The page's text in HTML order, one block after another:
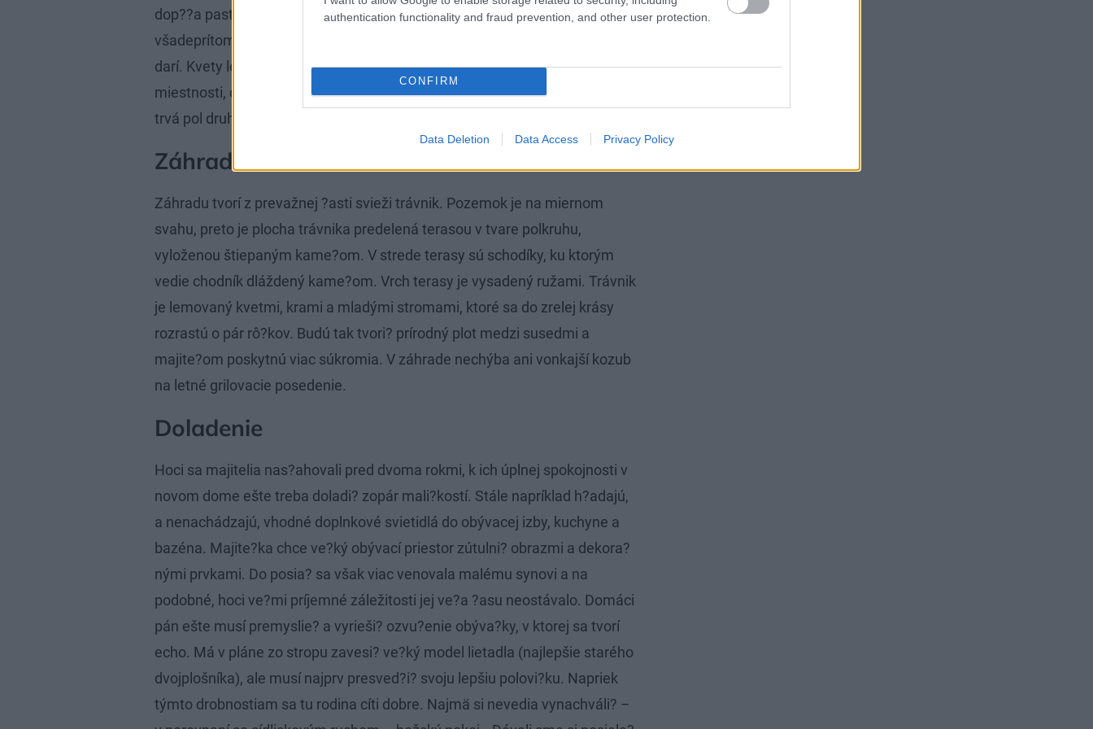
authentication functionality and fraud prevention, and other user protection.
CONFIRM
Data Deletion Data Access Privacy Policy
dop??a pastelová farba stien. Kontrast k týmto jemným tónom tvoria
všadeprítomné kvety, ktoré sú pýchou majite?ky. Vidno, že sa im tu dobre
darí. Kvety lemujú schodisko aj celú galériu. Nechýbajú ani v jednej
miestnosti, dokonca ani v priestore bazéna. Pani domu prezradila, že im
trvá pol druha hodiny, kým ich spolu s dnes už trojro?ným synom polejú.
Záhrada
Záhradu tvorí z prevažnej ?asti svieži trávnik. Pozemok je na miernom
svahu, preto je plocha trávnika predelená terasou v tvare polkruhu,
vyloženou štiepaným kame?om. V strede terasy sú schodíky, ku ktorým
vedie chodník dláždený kame?om. Vrch terasy je vysadený ružami. Trávnik
je lemovaný kvetmi, krami a mladými stromami, ktoré sa do zrelej krásy
rozrastú o pár rô?kov. Budú tak tvori? prírodný plot medzi susedmi a
majite?om poskytnú viac súkromia. V záhrade nechýba ani vonkajší kozub
na letné grilovacie posedenie.
Doladenie
Hoci sa majitelia nas?ahovali pred dvoma rokmi, k ich úplnej spokojnosti v
novom dome ešte treba doladi? zopár mali?kostí. Stále napríklad h?adajú,
a nenachádzajú, vhodné doplnkové svietidlá do obývacej izby, kuchyne a
bazéna. Majite?ka chce ve?ký obývací priestor zútulni? obrazmi a dekora?
nými prvkami. Do posia? sa však viac venovala malému synovi a na
podobné, hoci ve?mi príjemné záležitosti jej ve?a ?asu neostávalo. Domáci
pán ešte musí premyslie? a vyrieši? ozvu?enie obýva?ky, v ktorej sa tvorí
echo. Má v pláne zo stropu zavesi? ve?ký model lietadla (najlepšie starého
dvojplošníka), ale musí najprv presved?i? svoju lepšiu polovi?ku. Napriek
týmto drobnostiam sa tu rodina cíti dobre. Najmä si nevedia vynachváli? –